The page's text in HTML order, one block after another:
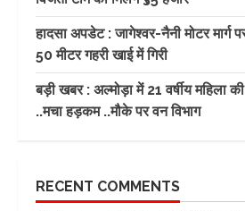
हादसा अपडेट : जागेश्वर-नैनी मोटर मार्ग
50 मीटर गहरी खाई में गिरी
बड़ी खबर : अल्मोड़ा में 21 वर्षीय महिला
..मचा हड़कम ..मौके पर वन विभाग
RECENT COMMENTS